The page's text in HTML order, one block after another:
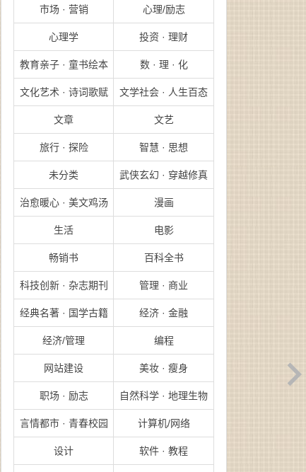
市场 · 营销 心理/励志
心理学 投资 · 理财
教育亲子 · 童书绘本 数 · 理 · 化
文化艺术 · 诗词歌赋 文学社会 · 人生百态
文章 文艺
旅行 · 探险 智慧 · 思想
未分类 武侠玄幻 · 穿越修真
治愈暖心 · 美文鸡汤 漫画
生活 电影
畅销书 百科全书
科技创新 · 杂志期刊 管理 · 商业
经典名著 · 国学古籍 经济 · 金融
经济/管理 编程
网站建设 美妆 · 瘦身
职场 · 励志 自然科学 · 地理生物
言情都市 · 青春校园 计算机/网络
设计 软件 · 教程